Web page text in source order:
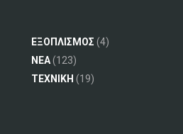
ΕΞΟΠΛΙΣΜΟΣ (4)
ΝΕΑ(123)
ΤΕΧΝΙΚΗ (19)